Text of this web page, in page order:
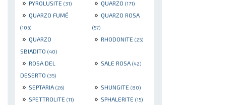
» PYROLUSITE (31) » QUARZO (171)
» QUARZO FUMÉ
(106)
» QUARZO ROSA
(57)
» QUARZO
SBIADITO (40)
» RHODONITE (25)
» ROSA DEL
DESERTO (35)
» SALE ROSA (42)
» SEPTARIA (26) » SHUNGITE (80)
» SPETTROLITE (11) » SPHALERITE (15)